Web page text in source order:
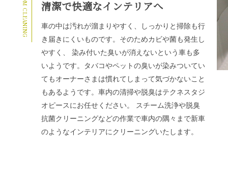
CLEANING
清潔で快適なインテリアへ
車の中は汚れが溜まりやすく、しっかりと掃除も行
き届きにくいものです。そのためカビや菌も発生し
やすく、 染み付いた臭いが消えないという車も多
いようです。タバコやペットの臭いが染みついてい
てもオーナーさまは慣れてしまって気づかないこと
もあるようです。車内の清掃や脱臭はテクネスタジ
オピースにお任せください。 スチーム洗浄や脱臭
抗菌クリーニングなどの作業で車内の隅々まで新車
のようなインテリアにクリーニングいたします。